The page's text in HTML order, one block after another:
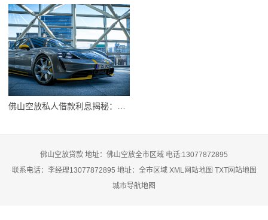
佛山空放贷款 地址：佛山空放全市区域 电话:13077872895
联系电话：李经理13077872895 地址：全市区域 XML网站地图 TXT网站地图
城市导航地图